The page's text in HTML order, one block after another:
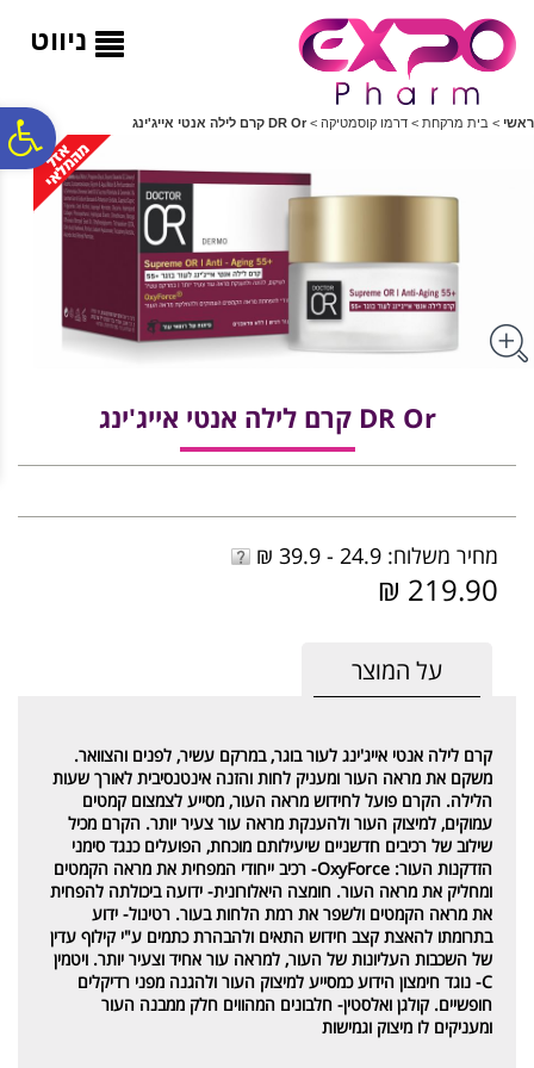
ניווט
ראשי > בית מרקחת > דרמו קוסמטיקה > DR Or קרם לילה אנטי אייג'ינג
DR Or קרם לילה אנטי אייג'ינג
מחיר משלוח: 24.9 - 39.9 ₪
219.90 ₪
על המוצר
קרם לילה אנטי אייג'ינג לעור בוגר, במרקם עשיר, לפנים והצוואר.
משקם את מראה העור ומעניק לחות והזנה אינטנסיבית לאורך שעות
הלילה. הקרם פועל לחידוש מראה העור, מסייע לצמצום קמטים
עמוקים, למיצוק העור ולהענקת מראה עור צעיר יותר. הקרם מכיל
שילוב של רכיבים חדשניים שיעילותם מוכחת, הפועלים כנגד סימני
הזדקנות העור:
OxyForce- רכיב ייחודי המפחית את מראה הקמטים
ומחליק את מראה העור. חומצה היאלורונית- ידועה ביכולתה להפחית
את מראה הקמטים ולשפר את רמת הלחות בעור. רטינול- ידוע
בתרומתו להאצת קצב חידוש התאים ולהבהרת כתמים ע"י קילוף עדין
של השכבות העליונות של העור, למראה עור אחיד וצעיר יותר. ויטמין
C- נוגד חימצון הידוע כמסייע למיצוק העור ולהגנה מפני רדיקלים
חופשיים.קולגן ואלסטין- חלבונים המהווים חלק ממבנה העור
ומעניקים לו מיצוק וגמישות